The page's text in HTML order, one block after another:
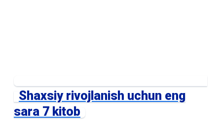
Shaxsiy rivojlanish uchun eng
sara 7 kitob